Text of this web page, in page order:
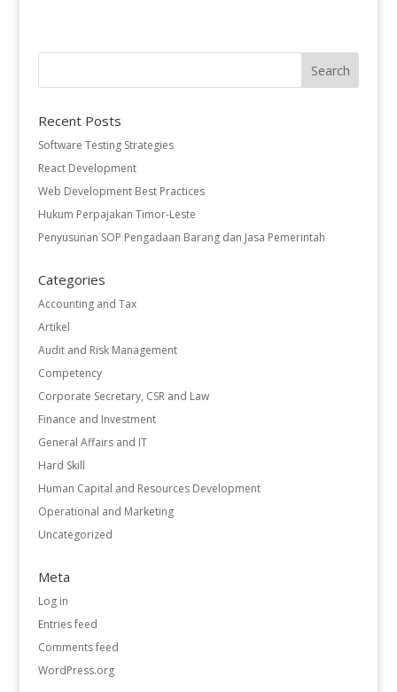
Recent Posts
Software Testing Strategies
React Development
Web Development Best Practices
Hukum Perpajakan Timor-Leste
Penyusunan SOP Pengadaan Barang dan Jasa Pemerintah
Categories
Accounting and Tax
Artikel
Audit and Risk Management
Competency
Corporate Secretary, CSR and Law
Finance and Investment
General Affairs and IT
Hard Skill
Human Capital and Resources Development
Operational and Marketing
Uncategorized
Meta
Log in
Entries feed
Comments feed
WordPress.org